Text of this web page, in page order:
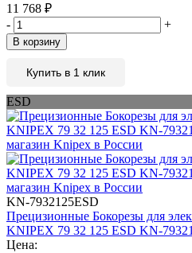
11 768 ₽
-
+
В корзину
Купить в 1 клик
ESD
KN-7932125ESD
Прецизионные Бокорезы для
KNIPEX 79 32 125 ESD KN-
Цена: